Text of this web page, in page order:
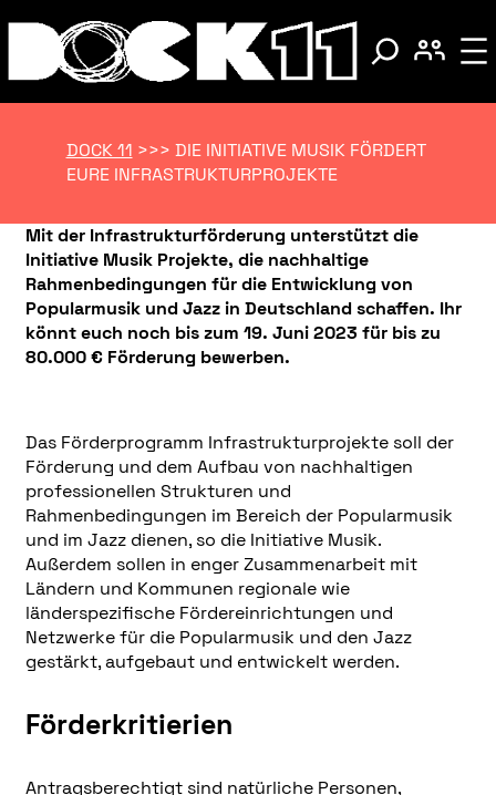
DOCK 11 >>> DIE INITIATIVE MUSIK FÖRDERT
EURE INFRASTRUKTURPROJEKTE
Mit der Infrastrukturförderung unterstützt die
Initiative Musik Projekte, die nachhaltige
Rahmenbedingungen für die Entwicklung von
Popularmusik und Jazz in Deutschland schaffen. Ihr
könnt euch noch bis zum 19. Juni 2023 für bis zu
80.000 € Förderung bewerben.
Das Förderprogramm Infrastrukturprojekte soll der
Förderung und dem Aufbau von nachhaltigen
professionellen Strukturen und
Rahmenbedingungen im Bereich der Popularmusik
und im Jazz dienen, so die Initiative Musik.
Außerdem sollen in enger Zusammenarbeit mit
Ländern und Kommunen regionale wie
länderspezifische Fördereinrichtungen und
Netzwerke für die Popularmusik und den Jazz
gestärkt, aufgebaut und entwickelt werden.
Förderkritierien
Antragsberechtigt sind natürliche Personen,